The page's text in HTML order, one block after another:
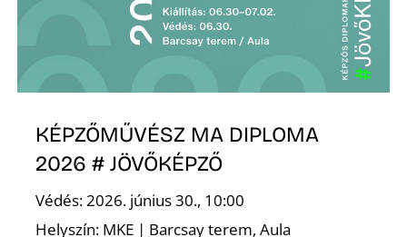
KÉPZŐMŰVÉSZ MA DIPLOMA
2026 # JÖVŐKÉPZŐ
Védés: 2026. június 30., 10:00
Helyszín: MKE | Barcsay terem, Aula